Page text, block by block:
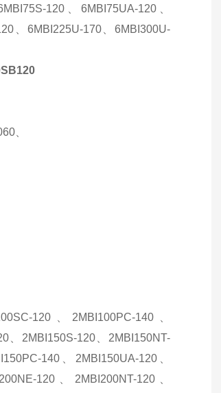
120、6MBI75UA-120、
、6MBI225U-170、6MBI300U-
、
120、2MBI100PC-140、
、2MBI150S-120、2MBI150NT-
140、2MBI150UA-120、
120、2MBI200NT-120、